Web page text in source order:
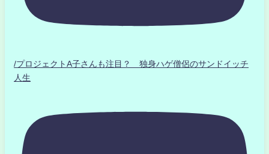
/プロジェクトA子さんも注目？ 独身ハゲ僧侶のサンドイッチ
人生